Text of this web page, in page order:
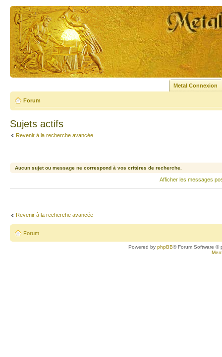
Metal Connexion
Forum
Sujets actifs
Revenir à la recherche avancée
Aucun sujet ou message ne correspond à vos critères de recherche.
Afficher les messages
Revenir à la recherche avancée
Forum
Powered byphpBB® Forum Software ©